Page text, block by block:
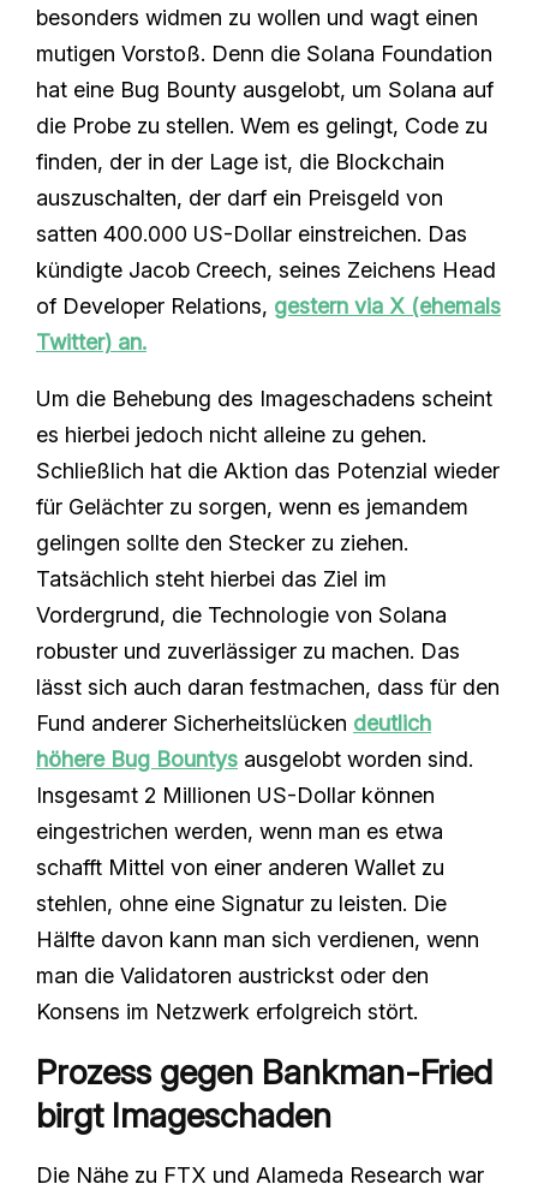
besonders widmen zu wollen und wagt einen
mutigen Vorstoß. Denn die Solana Foundation
hat eine Bug Bounty ausgelobt, um Solana auf
die Probe zu stellen. Wem es gelingt, Code zu
finden, der in der Lage ist, die Blockchain
auszuschalten, der darf ein Preisgeld von
satten 400.000 US-Dollar einstreichen. Das
kündigte Jacob Creech, seines Zeichens Head
of Developer Relations, gestern via X (ehemals
Twitter) an.
Um die Behebung des Imageschadens scheint
es hierbei jedoch nicht alleine zu gehen.
Schließlich hat die Aktion das Potenzial wieder
für Gelächter zu sorgen, wenn es jemandem
gelingen sollte den Stecker zu ziehen.
Tatsächlich steht hierbei das Ziel im
Vordergrund, die Technologie von Solana
robuster und zuverlässiger zu machen. Das
lässt sich auch daran festmachen, dass für den
Fund anderer Sicherheitslücken deutlich
höhere Bug Bountys ausgelobt worden sind.
Insgesamt 2 Millionen US-Dollar können
eingestrichen werden, wenn man es etwa
schafft Mittel von einer anderen Wallet zu
stehlen, ohne eine Signatur zu leisten. Die
Hälfte davon kann man sich verdienen, wenn
man die Validatoren austrickst oder den
Konsens im Netzwerk erfolgreich stört.
Prozess gegen Bankman-Fried
birgt Imageschaden
Die Nähe zu FTX und Alameda Research war